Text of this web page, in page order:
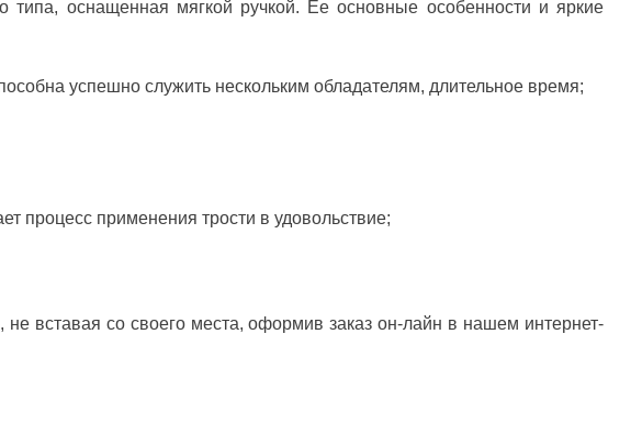
типа, оснащенная мягкой ручкой. Ее основные особенности и яркие
успешно служить нескольким обладателям, длительное время;
процесс применения трости в удовольствие;
не вставая со своего места, оформив заказ он-лайн в нашем интернет-